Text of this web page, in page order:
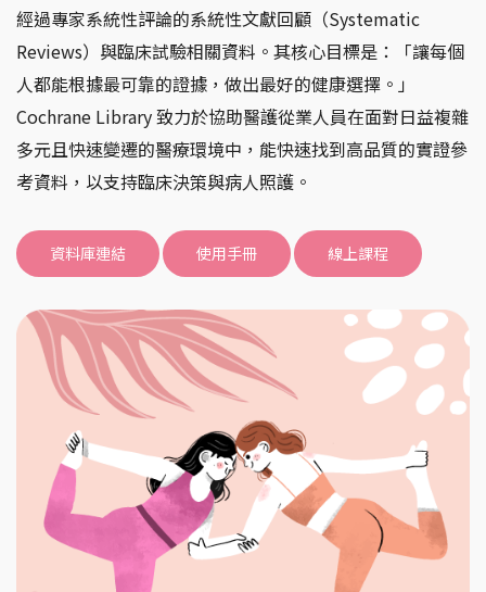
經過專家系統性評論的系統性文獻回顧（Systematic
Reviews）與臨床試驗相關資料。其核心目標是：「讓每個
人都能根據最可靠的證據，做出最好的健康選擇。」
Cochrane Library 致力於協助醫護從業人員在面對日益複雜
多元且快速變遷的醫療環境中，能快速找到高品質的實證參
考資料，以支持臨床決策與病人照護。
資料庫連結 使用手冊 線上課程